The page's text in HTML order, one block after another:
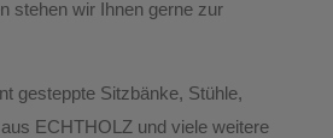
stehen wir Ihnen gerne zur
gesteppte Sitzbänke, Stühle,
ECHTHOLZ und viele weitere